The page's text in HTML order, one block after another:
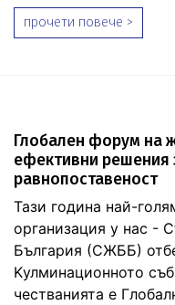
прочети повече >
Глобален форум на
ефективни решения
равнопоставеност
Тази година най-
организация у нас -
България (СЖББ)
Kулминационното
честванията е